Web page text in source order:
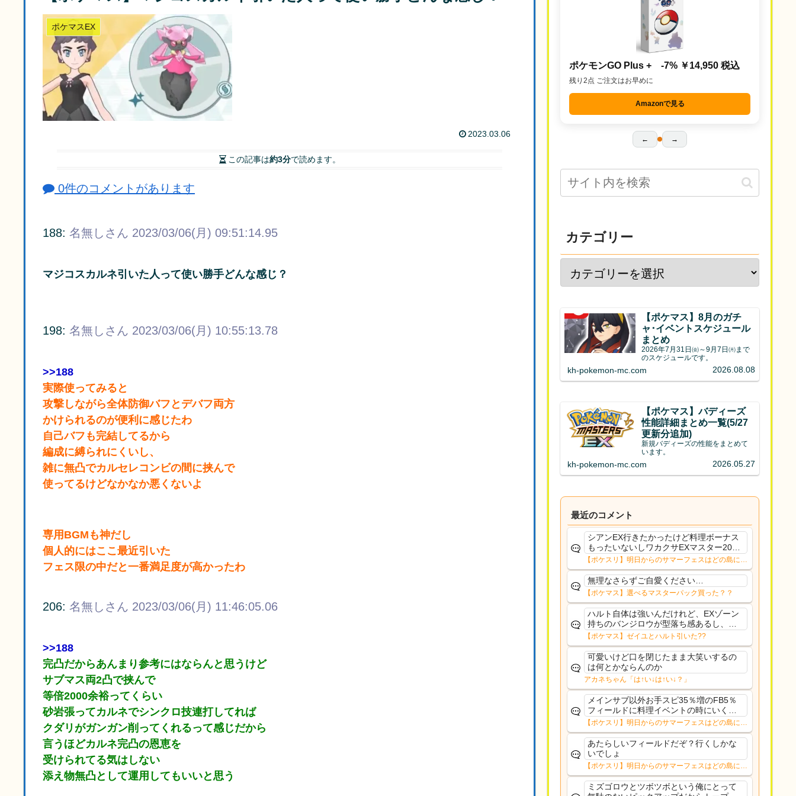
ポケマスEX
2023.03.06
この記事は約3分で読めます。
0件のコメントがあります
188: 名無しさん 2023/03/06(月) 09:51:14.95
マジコスカルネ引いた人って使い勝手どんな感じ？
198: 名無しさん 2023/03/06(月) 10:55:13.78
>>188
実際使ってみると
攻撃しながら全体防御バフとデバフ両方
かけられるのが便利に感じたわ
自己バフも完結してるから
編成に縛られにくいし、
雑に無凸でカルセレコンビの間に挟んで
使ってるけどなかなか悪くないよ
専用BGMも神だし
個人的にはここ最近引いた
フェス限の中だと一番満足度が高かったわ
206: 名無しさん 2023/03/06(月) 11:46:05.06
>>188
完凸だからあんまり参考にはならんと思うけど
サブマス両2凸で挟んで
等倍2000余裕ってくらい
砂岩張ってカルネでシンクロ技連打してれば
クダリがガンガン削ってくれるって感じだから
言うほどカルネ完凸の恩恵を
受けられてる気はしない
添え物無凸として運用してもいいと思う
ポケモンGO Plus + -7% ￥14,950 税込
残り2点 ご注文はお早めに
Amazonで見る
← →
カテゴリー
【ポケマス】8月のガチ
ャ･イベントスケジュール
まとめ
2026年7月31日㈮～9月7日㈪まで
のスケジュールです。
kh-pokemon-mc.com 2026.08.08
【ポケマス】バディーズ
性能詳細まとめ一覧(5/27
更新分追加)
新規バディーズの性能をまとめて
います。
kh-pokemon-mc.com 2026.05.27
最近のコメント
シアンEX行きたかったけど料理ボーナス
もったいないしワカクサEXマスター20チ
ャレしますがんばるぞー
【ポケスリ】明日からのサマーフェスはどの島に行
く？？12日㈬からはNMD
無理なさらずご自愛ください…
【ポケマス】選べるマスターパック買った？？
ハルト自体は強いんだけれど、EXゾーン
持ちのバンジロウが型落ち感あるし、ま
ともなサポート役も居ないのがキツイ感
じ。アルコスコルニみたいなキャラが来
たら、ハルトの評価は一気に上がると思
うよ。
【ポケマス】ゼイユとハルト引いた??
可愛いけど口を閉じたまま大笑いするの
は何とかならんのか
アカネちゃん「は↑い↓は↑い↓？」
メインサブ以外お手スピ35％増のFB5％
フィールドに料理イベントの時にいくの
はただのアホでしょろくに料理も作れな
いか作れても料理チャンス乗せられない
上に作ってもレシピレベルも上がらんし
【ポケスリ】明日からのサマーフェスはどの島に行
く？？12日㈬からはNMD
あたらしいフィールドだぞ？行くしかな
いでしょ
【ポケスリ】明日からのサマーフェスはどの島に行
く？？12日㈬からはNMD
ミズゴロウとツボツボという俺にとって